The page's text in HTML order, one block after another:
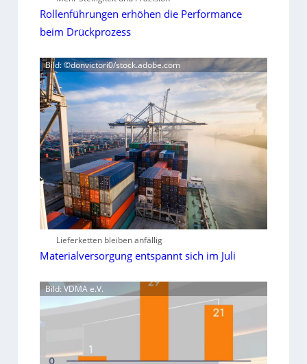
Rollenführungen erhöhen die Performance
beim Drückprozess
Bild: ©donvictori0/stock.adobe.com
Lieferketten bleiben anfällig
Materialversorgung entspannt sich im Juli
Bild: VDMA e.V.